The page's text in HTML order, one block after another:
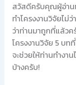
สวัสดีครับคุณผู้อ่าน
ทำโครงงานวิจัยไ
ว่าท่านมาถูกที่แล้วค
โครงงานวิจัย 5 บท
จะช่วยให้ท่านทำงา
บ้างครับ!